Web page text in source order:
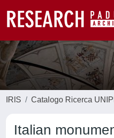
IRIS Catalogo Ricerca
Italian